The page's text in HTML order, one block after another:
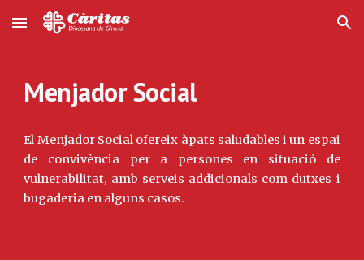
Skip to main content Skip to navigation
Menjador Social
El Menjador Social ofereix àpats saludables i un espai
de convivència per a persones en situació de
vulnerabilitat, amb serveis addicionals com dutxes i
bugaderia en alguns casos.